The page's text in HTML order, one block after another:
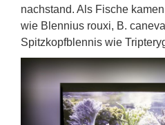
nachstand. Als Fische
wie Blennius rouxi, B.
Spitzkopfblennis wie